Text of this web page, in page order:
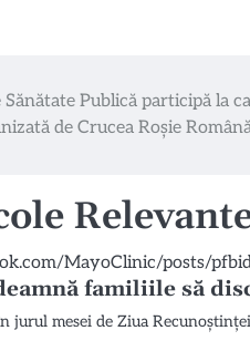
Publică participă la
de Crucea Roșie
familiile să
jurul mesei de Ziua